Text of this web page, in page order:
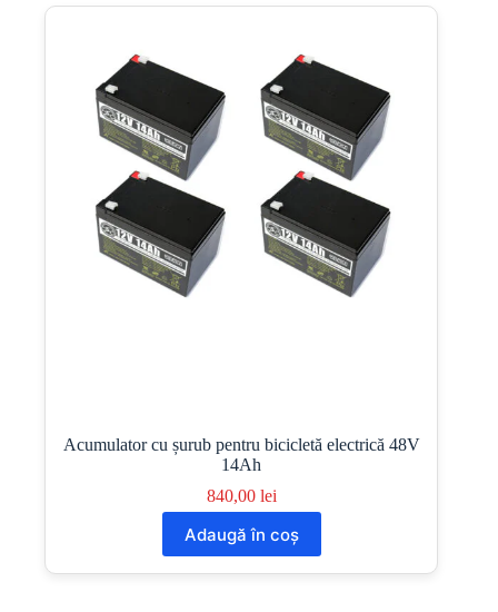
Acumulator cu șurub pentru bicicletă electrică 48V
14Ah
840,00 lei
Adaugă în coș